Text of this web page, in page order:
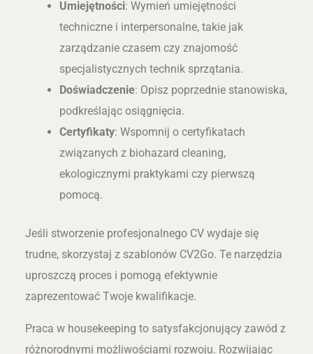
Umiejętności: Wymień umiejętności
techniczne i interpersonalne, takie jak
zarządzanie czasem czy znajomość
specjalistycznych technik sprzątania.
Doświadczenie: Opisz poprzednie stanowiska,
podkreślając osiągnięcia.
Certyfikaty: Wspomnij o certyfikatach
związanych z biohazard cleaning,
ekologicznymi praktykami czy pierwszą
pomocą.
Jeśli stworzenie profesjonalnego CV wydaje się
trudne, skorzystaj z szablonów CV2Go. Te narzędzia
uproszczą proces i pomogą efektywnie
zaprezentować Twoje kwalifikacje.
Praca w housekeeping to satysfakcjonujący zawód z
różnorodnymi możliwościami rozwoju. Rozwijając